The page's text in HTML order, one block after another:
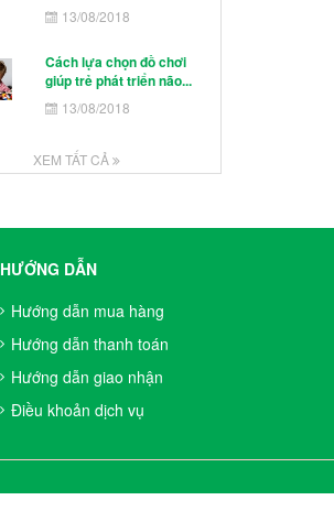
13/08/2018
Cách lựa chọn đồ chơi
giúp trẻ phát triển não...
13/08/2018
XEM TẤT CẢ
HƯỚNG DẪN
Hướng dẫn mua hàng
Hướng dẫn thanh toán
Hướng dẫn giao nhận
Điều khoản dịch vụ